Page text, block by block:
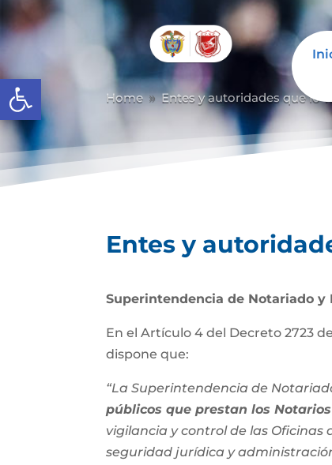
Abrir barra de herramientas
Home 9 Entes y autoridades que lo
Entes y
Superintendencia de Notariado y
En el Artículo 4 del Decreto 2723 de
dispone que:
“La Superintendencia de
públicos que prestan los Notarios
vigilancia y control de las
seguridad jurídica y